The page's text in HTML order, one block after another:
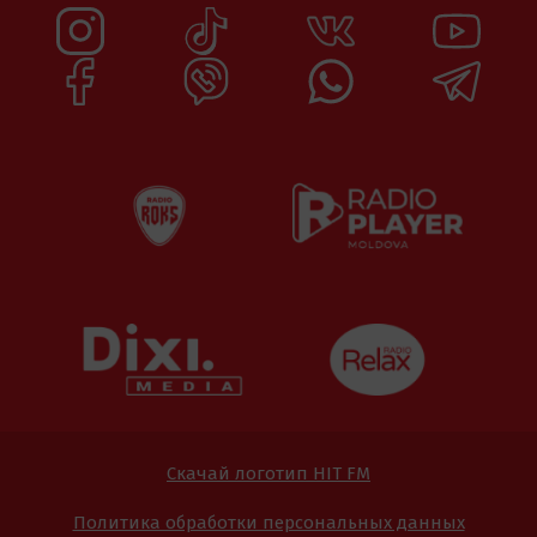
Скачай логотип HIT FM
Политика обработки персональных данных